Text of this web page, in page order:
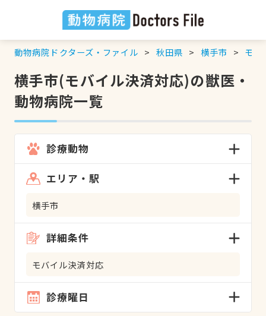
動物病院ドクターズ・ファイル 秋田県 横手市 モバ
横手市(モバイル決済対応)の獣医・
動物病院一覧
診療動物
エリア・駅
横手市
詳細条件
モバイル決済対応
診療曜日